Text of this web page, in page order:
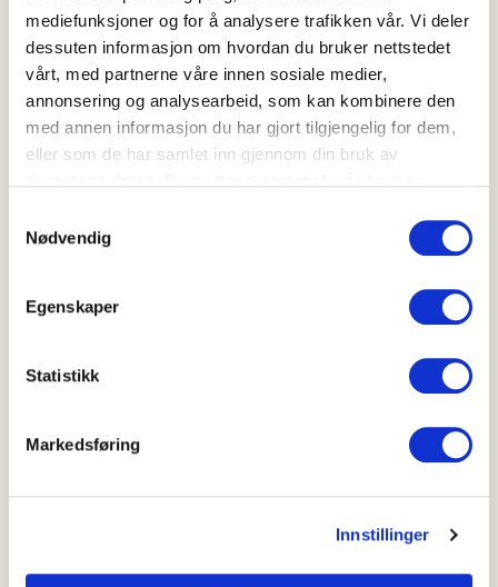
mediefunksjoner og for å analysere trafikken vår. Vi deler
dessuten informasjon om hvordan du bruker nettstedet
vårt, med partnerne våre innen sosiale medier,
annonsering og analysearbeid, som kan kombinere den
med annen informasjon du har gjort tilgjengelig for dem,
eller som de har samlet inn gjennom din bruk av
Nødvendig
Egenskaper
Statistikk
Markedsføring
Innstillinger
Flere oppskrifter